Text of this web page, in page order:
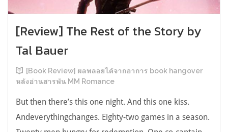
[Review] The Rest of the Story by
Tal Bauer
[Book Review] ผลพลอยได้จากอาการ book hangover
หลังอ่านสารพัน MM Romance
But then there’s this one night. And this one kiss.
Andeverythingchanges. Eighty-two games in a season.